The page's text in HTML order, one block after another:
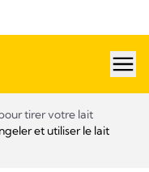
tirer votre lait
et utiliser le lait